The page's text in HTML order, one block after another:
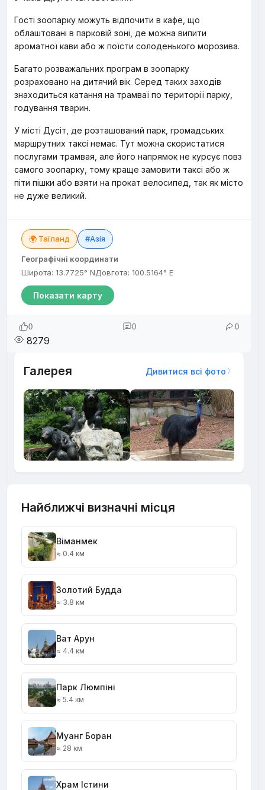
Гості зоопарку можуть відпочити в кафе, що
облаштовані в парковій зоні, де можна випити
ароматної кави або ж поїсти солоденького морозива.
Багато розважальних програм в зоопарку
розраховано на дитячий вік. Серед таких заходів
знаходиться катання на трамваї по території парку,
годування тварин.
У місті Дусіт, де розташований парк, громадських
маршрутних таксі немає. Тут можна скористатися
послугами трамвая, але його напрямок не курсує повз
самого зоопарку, тому краще замовити таксі або ж
піти пішки або взяти на прокат велосипед, так як місто
не дуже великий.
🌍 Таїланд #Азія
Географічні координати
Широта: 13.7725° NДовгота: 100.5164° E
Показати карту
0 0 0
8279
Галерея Дивитися всі фото
Найближчі визначні місця
Віманмек
≈ 0.4 км
Золотий Будда
≈ 3.8 км
Ват Арун
≈ 4.4 км
Парк Люмпіні
≈ 5.4 км
Муанг Боран
≈ 28 км
Храм Істини